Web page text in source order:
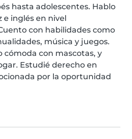
hasta adolescentes. Hablo
e inglés en nivel
con habilidades como
música y juegos.
cómoda con mascotas, y
Estudié derecho en
por la oportunidad